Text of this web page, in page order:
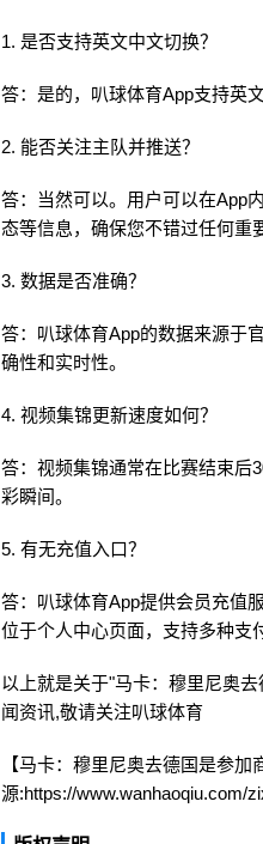
1. 是否支持英文中文切换？
答：是的，叭球体育App支持英
2. 能否关注主队并推送？
答：当然可以。用户可以在App
态等信息，确保您不错过任何重
3. 数据是否准确？
答：叭球体育App的数据来源于
确性和实时性。
4. 视频集锦更新速度如何？
答：视频集锦通常在比赛结束后
彩瞬间。
5. 有无充值入口？
答：叭球体育App提供会员充值
位于个人中心页面，支持多种支
以上就是关于"马卡：穆里尼奥
闻资讯,敬请关注叭球体育
【马卡：穆里尼奥去德国是参
源:https://www.wanhaoqiu.com/